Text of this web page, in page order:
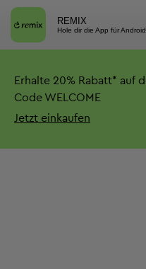
REMIX
Hole dir die App für Android
Erhalte 20% Rabatt* auf
Code WELCOME
Jetzt einkaufen